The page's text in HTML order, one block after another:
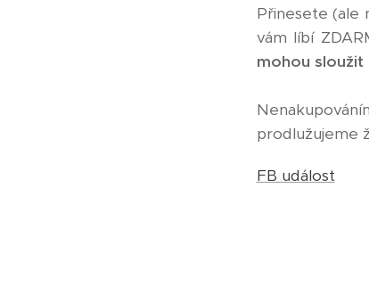
Přinesete (ale
vám líbí
mohou sloužit
prodlužujeme
FB událost